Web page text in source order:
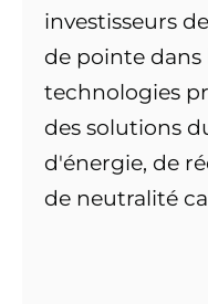
investisseurs
de pointe dans
technologies
des solutions
d'énergie, de
de neutralité